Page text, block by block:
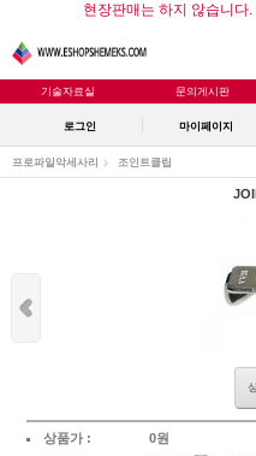
현장판매는 하지 않습니다
기술자료실 문의게시판
로그인 마이페이지
프로파일악세사리 조인트클립
상품가 :
0원